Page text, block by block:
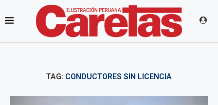
TAG: CONDUCTORES SIN LICENCIA